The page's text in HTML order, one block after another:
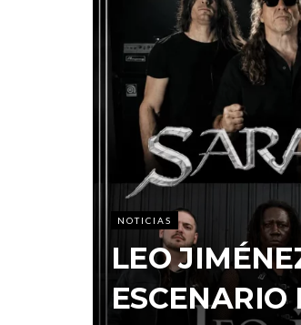
NOTICIAS
LEO
ESCENARIO